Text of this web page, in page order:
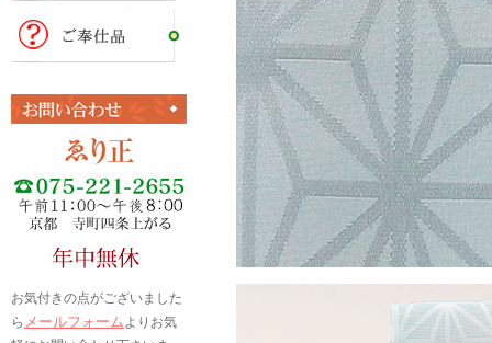
お気付きの点がございました
ら メールフォームよりお気